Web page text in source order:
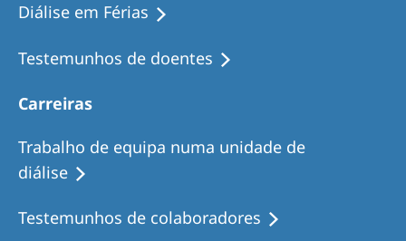
Diálise em Férias
Testemunhos de doentes
Carreiras
Trabalho de equipa numa unidade de
diálise
Testemunhos de colaboradores